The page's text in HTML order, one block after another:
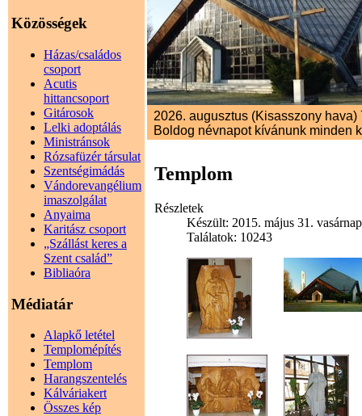
Közösségek
Házas/családos
csoport
Acutis
hittancsoport
Gitárosok
Lelki adoptálás
Ministránsok
Rózsafüzér társulat
Szentségimádás
Vándorevangélium
imaszolgálat
Anyaima
Karitász csoport
„Szállást keres a
Szent család”
Bibliaóra
Médiatár
Alapkő letétel
Templomépítés
Templom
Harangszentelés
Kálváriakert
Összes kép
2026. augusztus (Kisasszony hava)
Boldog névnapot kívánunk minden
Templom
Részletek
Készült: 2015. május 31.
Találatok: 10243